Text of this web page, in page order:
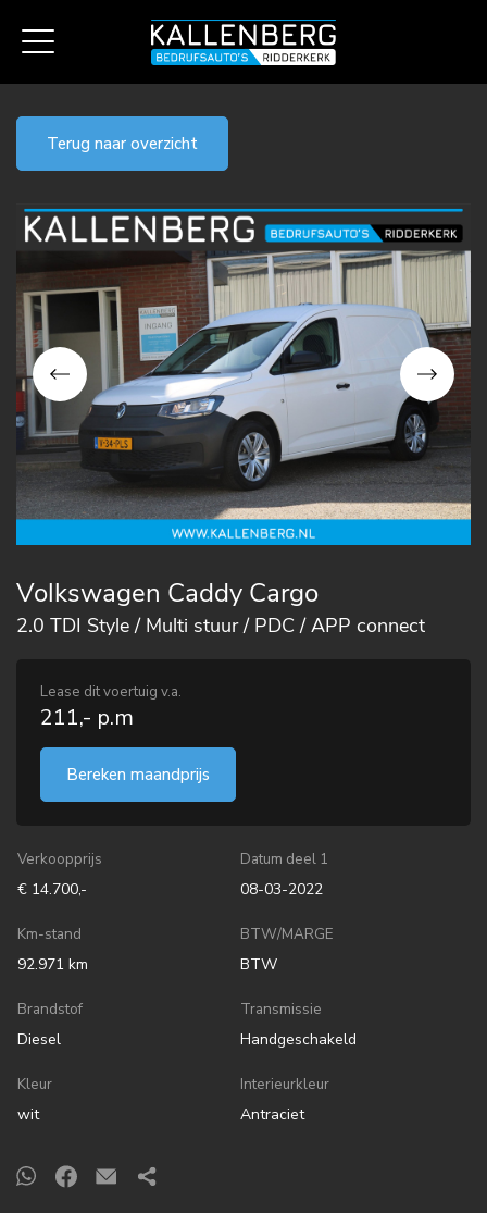
Terug naar overzicht
Volkswagen Caddy Cargo
2.0 TDI Style / Multi stuur / PDC / APP connect
Lease dit voertuig v.a.
211,- p.m
Bereken maandprijs
Verkoopprijs
€ 14.700,-
Datum deel 1
08-03-2022
Km-stand
92.971 km
BTW/MARGE
BTW
Brandstof
Diesel
Transmissie
Handgeschakeld
Kleur
wit
Interieurkleur
Antraciet